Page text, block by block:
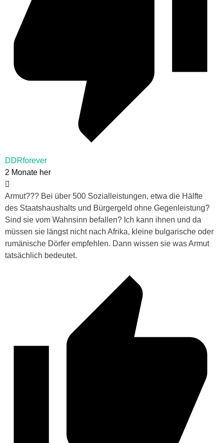
DDRforever
2 Monate her
Armut??? Bei über 500 Sozialleistungen, etwa die Hälfte
des Staatshaushalts und Bürgergeld ohne Gegenleistung?
Sind sie vom Wahnsinn befallen? Ich kann ihnen und da
müssen sie längst nicht nach Afrika, kleine bulgarische oder
rumänische Dörfer empfehlen. Dann wissen sie was Armut
tatsächlich bedeutet.